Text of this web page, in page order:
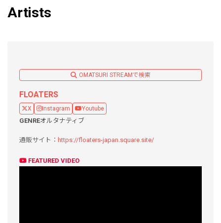
Artists
OMATSURI STREAMで検索
FLOATERS
X Instagram Youtube
GENREオルタナティブ
通販サイト： https://floaters-japan.square.site/
FEATURED VIDEO